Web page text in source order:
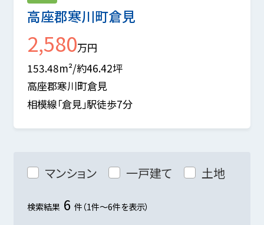
高座郡寒川町倉見
2,580万円
153.48m²/約46.42坪
高座郡寒川町倉見
相模線「倉見」駅徒歩7分
マンション 一戸建て 土地
検索結果 6 件（1件～6件を表示）